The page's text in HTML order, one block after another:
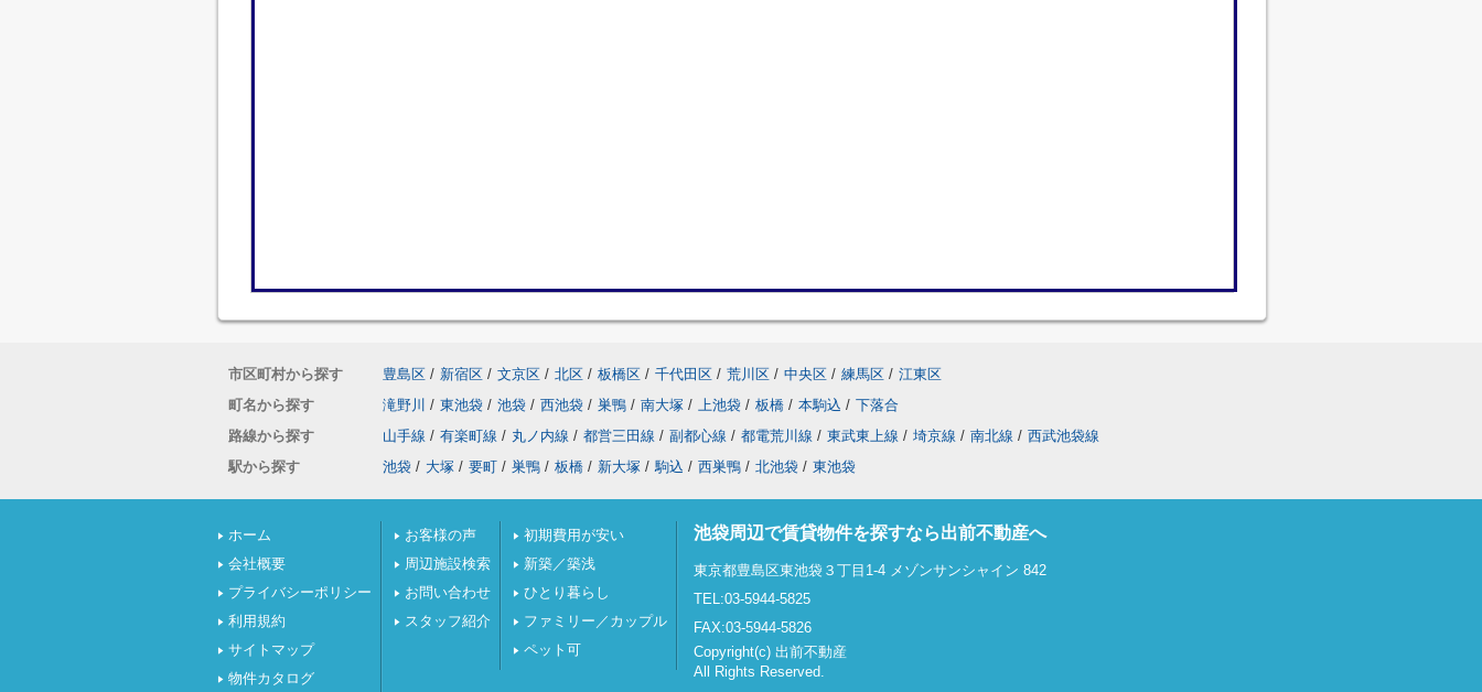
市区町村から探す 豊島区 / 新宿区 / 文京区 / 北区 / 板橋区 / 千代田区 / 荒川区 / 中央区 / 練馬区 / 江東区
町名から探す
滝野川 / 東池袋 / 池袋 / 西池袋 / 巣鴨 / 南大塚 / 上池袋 / 板橋 / 本駒込 / 下落合
路線から探す
山手線 / 有楽町線 / 丸ノ内線 / 都営三田線 / 副都心線 / 都電荒川線 / 東武東上線 / 埼京線 / 南北線 / 西武池袋線
駅から探す
池袋 / 大塚 / 要町 / 巣鴨 / 板橋 / 新大塚 / 駒込 / 西巣鴨 / 北池袋 / 東池袋
ホーム
会社概要
プライバシーポリシー
利用規約
サイトマップ
物件カタログ
お客様の声
周辺施設検索
お問い合わせ
スタッフ紹介
初期費用が安い
新築／築浅
ひとり暮らし
ファミリー／カップル
ペット可
池袋周辺で賃貸物件を探すなら出前不動産へ
東京都豊島区東池袋３丁目1-4 メゾンサンシャイン 842
TEL:03-5944-5825
FAX:03-5944-5826
Copyright(c) 出前不動産
All Rights Reserved.